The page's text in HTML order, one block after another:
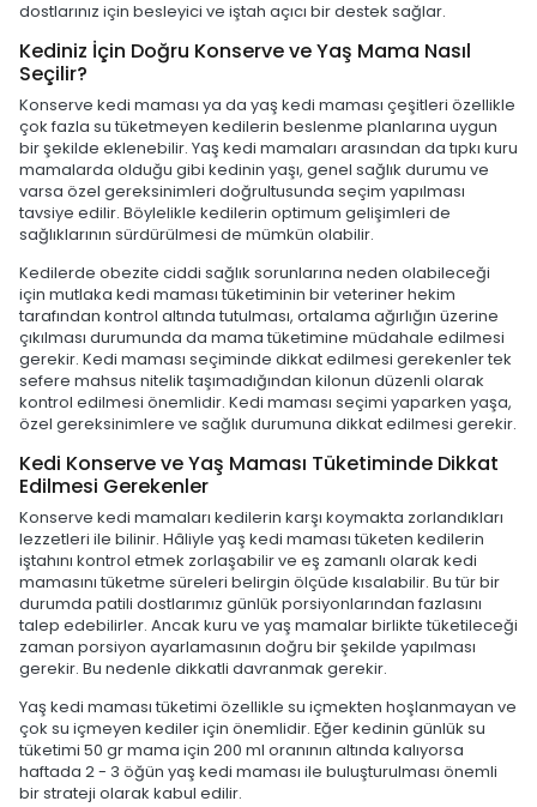
dostlarınız için besleyici ve iştah açıcı bir destek sağlar.
Kediniz İçin Doğru Konserve ve Yaş Mama Nasıl
Seçilir?
Konserve kedi maması ya da yaş kedi maması çeşitleri özellikle
çok fazla su tüketmeyen kedilerin beslenme planlarına uygun
bir şekilde eklenebilir. Yaş kedi mamaları arasından da tıpkı kuru
mamalarda olduğu gibi kedinin yaşı, genel sağlık durumu ve
varsa özel gereksinimleri doğrultusunda seçim yapılması
tavsiye edilir. Böylelikle kedilerin optimum gelişimleri de
sağlıklarının sürdürülmesi de mümkün olabilir.
Kedilerde obezite ciddi sağlık sorunlarına neden olabileceği
için mutlaka kedi maması tüketiminin bir veteriner hekim
tarafından kontrol altında tutulması, ortalama ağırlığın üzerine
çıkılması durumunda da mama tüketimine müdahale edilmesi
gerekir. Kedi maması seçiminde dikkat edilmesi gerekenler tek
sefere mahsus nitelik taşımadığından kilonun düzenli olarak
kontrol edilmesi önemlidir. Kedi maması seçimi yaparken yaşa,
özel gereksinimlere ve sağlık durumuna dikkat edilmesi gerekir.
Kedi Konserve ve Yaş Maması Tüketiminde Dikkat
Edilmesi Gerekenler
Konserve kedi mamaları kedilerin karşı koymakta zorlandıkları
lezzetleri ile bilinir. Hâliyle yaş kedi maması tüketen kedilerin
iştahını kontrol etmek zorlaşabilir ve eş zamanlı olarak kedi
mamasını tüketme süreleri belirgin ölçüde kısalabilir. Bu tür bir
durumda patili dostlarımız günlük porsiyonlarından fazlasını
talep edebilirler. Ancak kuru ve yaş mamalar birlikte tüketileceği
zaman porsiyon ayarlamasının doğru bir şekilde yapılması
gerekir. Bu nedenle dikkatli davranmak gerekir.
Yaş kedi maması tüketimi özellikle su içmekten hoşlanmayan ve
çok su içmeyen kediler için önemlidir. Eğer kedinin günlük su
tüketimi 50 gr mama için 200 ml oranının altında kalıyorsa
haftada 2 - 3 öğün yaş kedi maması ile buluşturulması önemli
bir strateji olarak kabul edilir.